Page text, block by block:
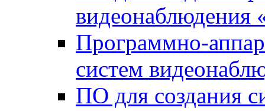
видеонаблюдения
Программно-
систем
ПО для создания